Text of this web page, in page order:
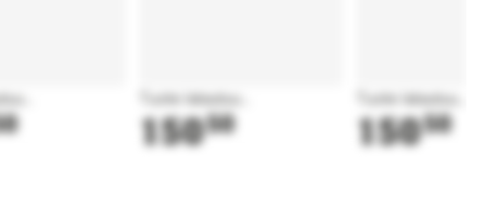
Tuote latautuu...
15050
Tuote latautuu...
15050